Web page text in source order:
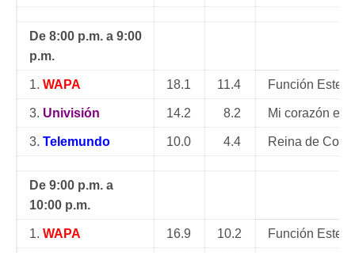
De 8:00 p.m. a 9:00
p.m.
1. WAPA 18.1 11.4 Función
3. Univisión 14.2 8.2 Mi corazón es
3. Telemundo 10.0 4.4 Reina de
De 9:00 p.m. a
10:00 p.m.
1. WAPA 16.9 10.2 Función